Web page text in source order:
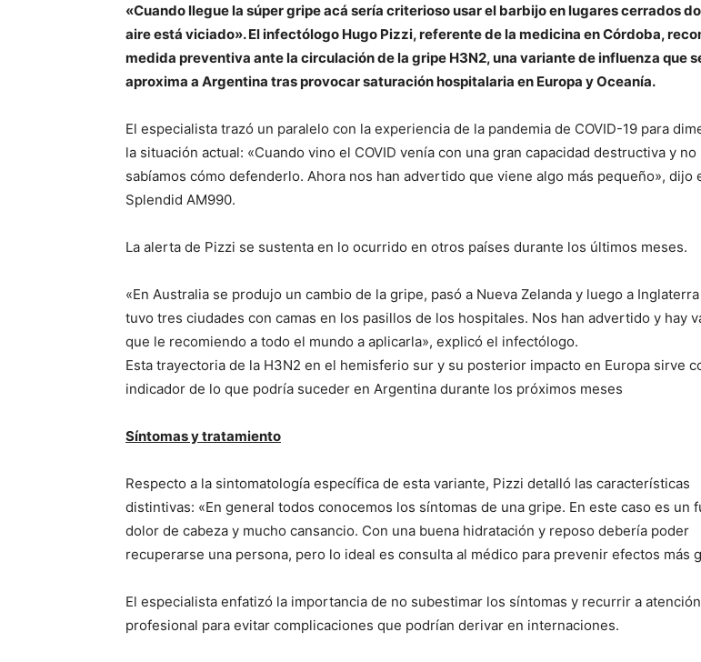
Verdad
es
lo
que
se
ve…
«Cuando llegue la súper gripe acá sería criterioso usar el barbijo en lugares cerrados
aire está viciado». El infectólogo Hugo Pizzi, referente de la medicina en Córdoba,
medida preventiva ante la circulación de la gripe H3N2, una variante de influenza que
aproxima a Argentina tras provocar saturación hospitalaria en Europa y Oceanía.
El especialista trazó un paralelo con la experiencia de la pandemia de COVID-19 para
la situación actual: «Cuando vino el COVID venía con una gran capacidad destructiva y no
sabíamos cómo defenderlo. Ahora nos han advertido que viene algo más pequeño», dijo
Splendid AM990.
La alerta de Pizzi se sustenta en lo ocurrido en otros países durante los últimos meses.
«En Australia se produjo un cambio de la gripe, pasó a Nueva Zelanda y luego a
tuvo tres ciudades con camas en los pasillos de los hospitales. Nos han advertido y hay
que le recomiendo a todo el mundo a aplicarla», explicó el infectólogo.
Esta trayectoria de la H3N2 en el hemisferio sur y su posterior impacto en Europa sirve
indicador de lo que podría suceder en Argentina durante los próximos meses
Síntomas y tratamiento
Respecto a la sintomatología específica de esta variante, Pizzi detalló las características
distintivas: «En general todos conocemos los síntomas de una gripe. En este caso es un
dolor de cabeza y mucho cansancio. Con una buena hidratación y reposo debería poder
recuperarse una persona, pero lo ideal es consulta al médico para prevenir efectos más
El especialista enfatizó la importancia de no subestimar los síntomas y recurrir a
profesional para evitar complicaciones que podrían derivar en internaciones.